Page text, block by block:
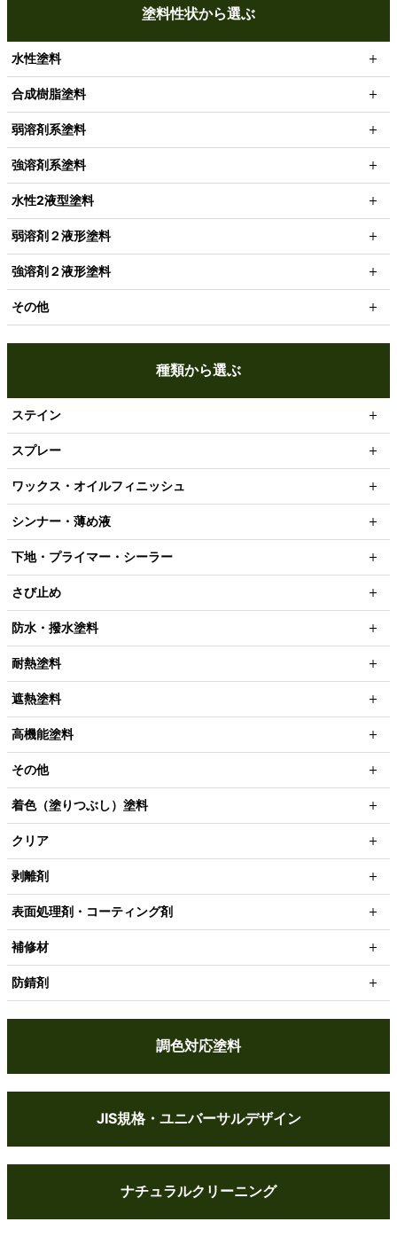
塗料性状から選ぶ
水性塗料
合成樹脂塗料
弱溶剤系塗料
強溶剤系塗料
水性2液型塗料
弱溶剤２液形塗料
強溶剤２液形塗料
その他
種類から選ぶ
ステイン
スプレー
ワックス・オイルフィニッシュ
シンナー・薄め液
下地・プライマー・シーラー
さび止め
防水・撥水塗料
耐熱塗料
遮熱塗料
高機能塗料
その他
着色（塗りつぶし）塗料
クリア
剥離剤
表面処理剤・コーティング剤
補修材
防錆剤
調色対応塗料
JIS規格・ユニバーサルデザイン
ナチュラルクリーニング